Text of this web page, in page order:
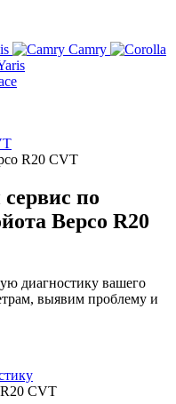
Camry
R20 CVT
по
Версо R20
диагностику вашего
выявим проблему и